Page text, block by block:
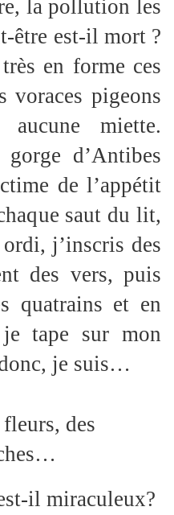
la pollution les
être est-il mort ?
en forme ces
voraces pigeons
miette.
d’Antibes
de l’appétit
saut du lit,
j’inscris des
des vers, puis
quatrains et en
tape sur mon
je suis…
des
il miraculeux?